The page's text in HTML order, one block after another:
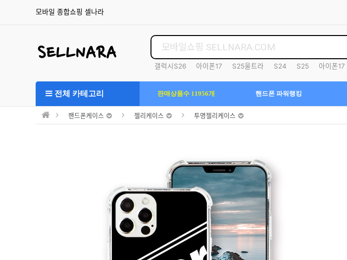
모바일 종합쇼핑 셀나라
갤럭시S26 아이폰17 S25울트라 S24 S25
아이폰17
전체 카테고리 판매상품수 11956개 핸드폰 파워랭킹
핸드폰케이스 젤리케이스 투명젤리케이스